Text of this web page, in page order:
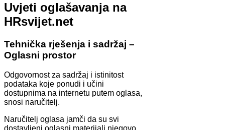
Uvjeti oglašavanja na
HRsvijet.net
Tehnička rješenja i sadržaj –
Oglasni prostor
Odgovornost za sadržaj i istinitost
podataka koje ponudi i učini
dostupnima na internetu putem oglasa,
snosi naručitelj.
Naručitelj oglasa jamči da su svi
dostavljeni oglasni materijali njegovo